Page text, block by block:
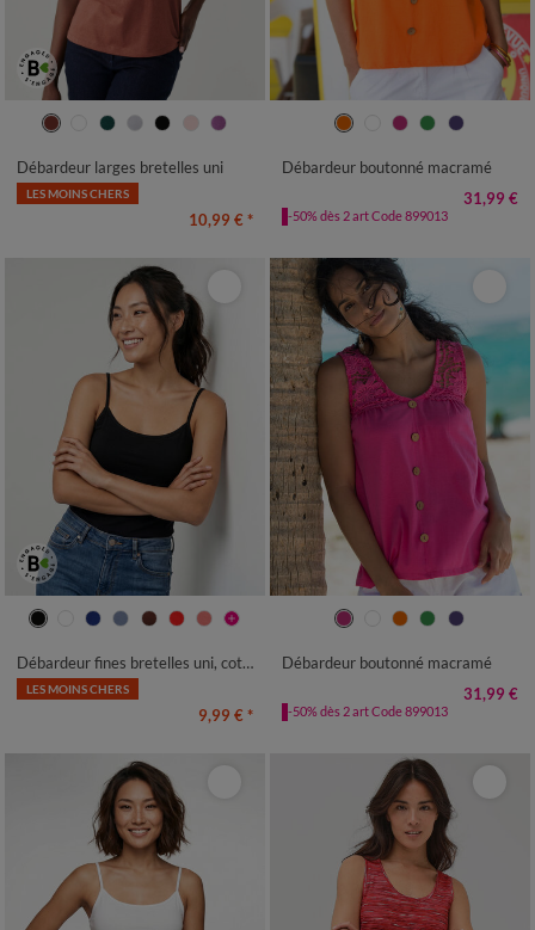
34/36 38/40 42/44
46/48
Débardeur larges bretelles uni
LES MOINS CHERS
10,99 € *
34/36 38/40 42/44 46/48
Débardeur boutonné macramé
31,99 €
-50% dès 2 art Code 899013
34/36 38/40 42/44
46/48
Débardeur fines bretelles uni, coton bio**
LES MOINS CHERS
9,99 € *
34/36 38/40 42/44 46/48
Débardeur boutonné macramé
31,99 €
-50% dès 2 art Code 899013